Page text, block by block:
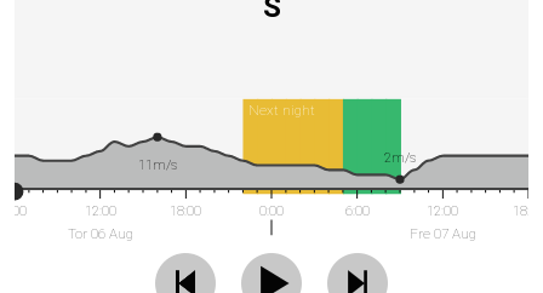
Next night
6:00
12:00
Tor 06 Aug
18:00 0:00 6:00
12:00
Fre 07 Aug
11m/s 2m/s